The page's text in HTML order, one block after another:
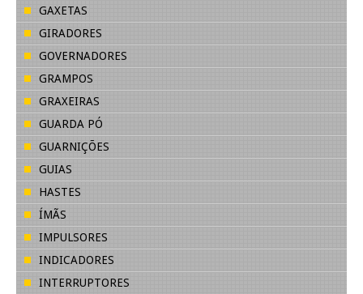
GAXETAS
GIRADORES
GOVERNADORES
GRAMPOS
GRAXEIRAS
GUARDA PÓ
GUARNIÇÕES
GUIAS
HASTES
ÍMÃS
IMPULSORES
INDICADORES
INTERRUPTORES